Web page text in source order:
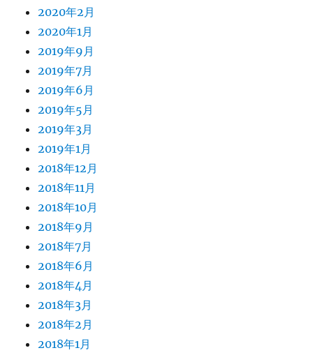
2020年2月
2020年1月
2019年9月
2019年7月
2019年6月
2019年5月
2019年3月
2019年1月
2018年12月
2018年11月
2018年10月
2018年9月
2018年7月
2018年6月
2018年4月
2018年3月
2018年2月
2018年1月